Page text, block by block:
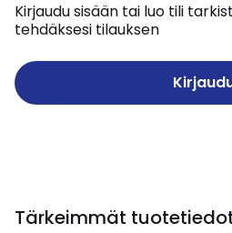
Kirjaudu sisään tai luo tili
tehdäksesi tilauksen
Tärkeimmät